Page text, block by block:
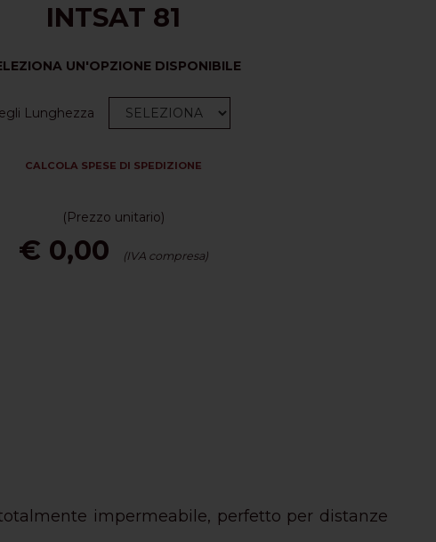
INTSAT 81
UN'OPZIONE DISPONIBILE
Lunghezza
CALCOLA SPESE DI SPEDIZIONE
(Prezzo unitario)
€ 0,00 (IVA compresa)
impermeabile, perfetto per distanze